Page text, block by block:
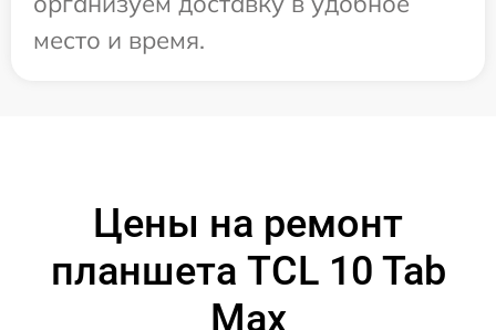
место и время.
Цены на ремонт
планшета TCL 10 Tab
Max